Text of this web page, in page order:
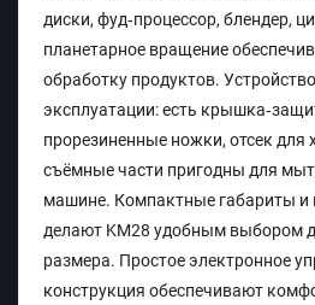
диски, фуд‑процессор, блендер,
планетарное вращение
обработку продуктов.
эксплуатации: есть
прорезиненные ножки, отсек для
съёмные части пригодны для
машине. Компактные габариты и
делают KM28 удобным выбором
размера. Простое электронное
конструкция обеспечивают